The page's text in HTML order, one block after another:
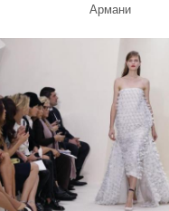
Армани